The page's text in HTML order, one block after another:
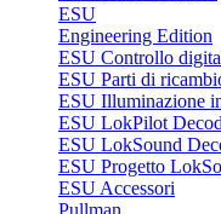
ESU
Engineering Edition
ESU Controllo
ESU Parti di
ESU Illuminazione
ESU LokPilot
ESU LokSound
ESU Progetto
ESU Accessori
Pullman